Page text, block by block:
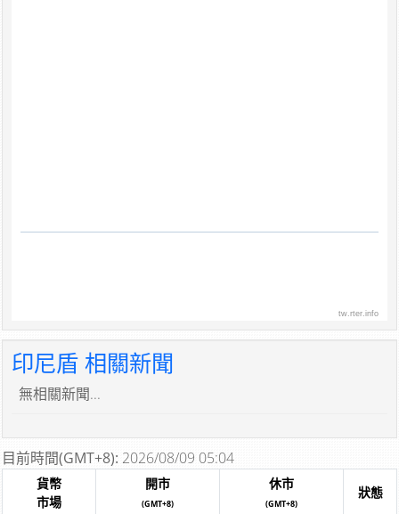
tw.rter.info
印尼盾 相關新聞
無相關新聞...
目前時間(GMT+8): 2026/08/09 05:04
貨幣
市場
開市
(GMT+8)
休市
(GMT+8)
狀態